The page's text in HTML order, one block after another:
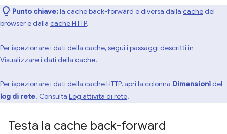
Punto chiave:la cache back-forward è diversa dalla cachedel
browser e dalla cache HTTP.
Per ispezionare i dati della cache, segui i passaggi descritti in
Visualizzare i dati della cache.
Per ispezionare i dati della cache HTTP, apri la colonna Dimensionidel
log di rete. Consulta Log attività di rete.
Testa la cache back-forward